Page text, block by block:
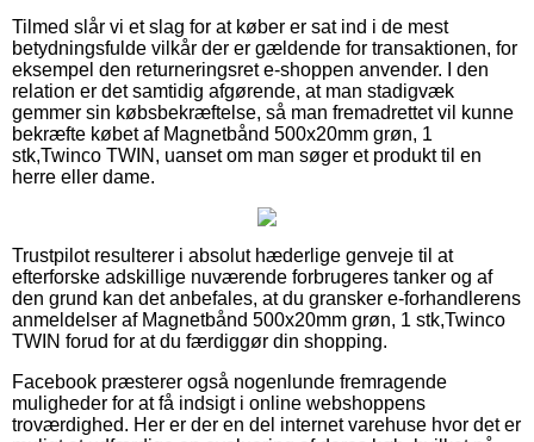
Tilmed slår vi et slag for at køber er sat ind i de mest
betydningsfulde vilkår der er gældende for transaktionen, for
eksempel den returneringsret e-shoppen anvender. I den
relation er det samtidig afgørende, at man stadigvæk
gemmer sin købsbekræftelse, så man fremadrettet vil kunne
bekræfte købet af Magnetbånd 500x20mm grøn, 1
stk,Twinco TWIN, uanset om man søger et produkt til en
herre eller dame.
Trustpilot resulterer i absolut hæderlige genveje til at
efterforske adskillige nuværende forbrugeres tanker og af
den grund kan det anbefales, at du gransker e-forhandlerens
anmeldelser af Magnetbånd 500x20mm grøn, 1 stk,Twinco
TWIN forud for at du færdiggør din shopping.
Facebook præsterer også nogenlunde fremragende
muligheder for at få indsigt i online webshoppens
troværdighed. Her er der en del internet varehuse hvor det er